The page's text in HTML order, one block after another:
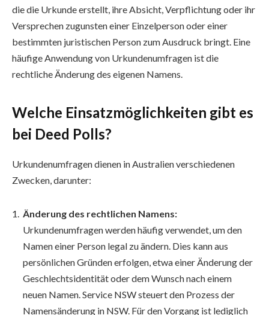
die die Urkunde erstellt, ihre Absicht, Verpflichtung oder ihr
Versprechen zugunsten einer Einzelperson oder einer
bestimmten juristischen Person zum Ausdruck bringt. Eine
häufige Anwendung von Urkundenumfragen ist die
rechtliche Änderung des eigenen Namens.
Welche Einsatzmöglichkeiten gibt es
bei Deed Polls?
Urkundenumfragen dienen in Australien verschiedenen
Zwecken, darunter:
Änderung des rechtlichen Namens:
Urkundenumfragen werden häufig verwendet, um den
Namen einer Person legal zu ändern. Dies kann aus
persönlichen Gründen erfolgen, etwa einer Änderung der
Geschlechtsidentität oder dem Wunsch nach einem
neuen Namen. Service NSW steuert den Prozess der
Namensänderung in NSW. Für den Vorgang ist lediglich